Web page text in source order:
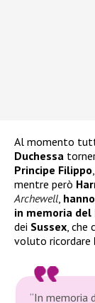
Al momento
Duchessa
Principe Filippo
mentre però
Archewell,
in memoria del
dei Sussex, che
voluto ricordare
“In memoria